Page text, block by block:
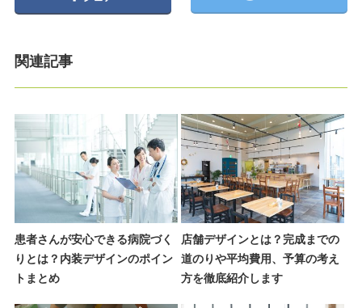
関連記事
患者さんが安心できる病院づく
りとは？内装デザインのポイン
トまとめ
店舗デザインとは？完成までの
道のりや平均費用、予算の考え
方を徹底紹介します